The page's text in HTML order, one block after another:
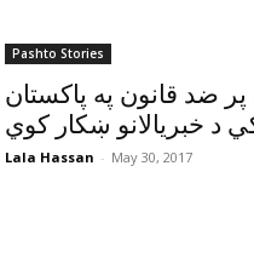
Pashto Stories
ضد قانون په پاکستان
د خبريالانو ښکار کوي
Lala Hassan - May 30, 2017